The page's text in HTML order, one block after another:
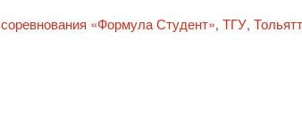
соревнования «Формула Студент», ТГУ,